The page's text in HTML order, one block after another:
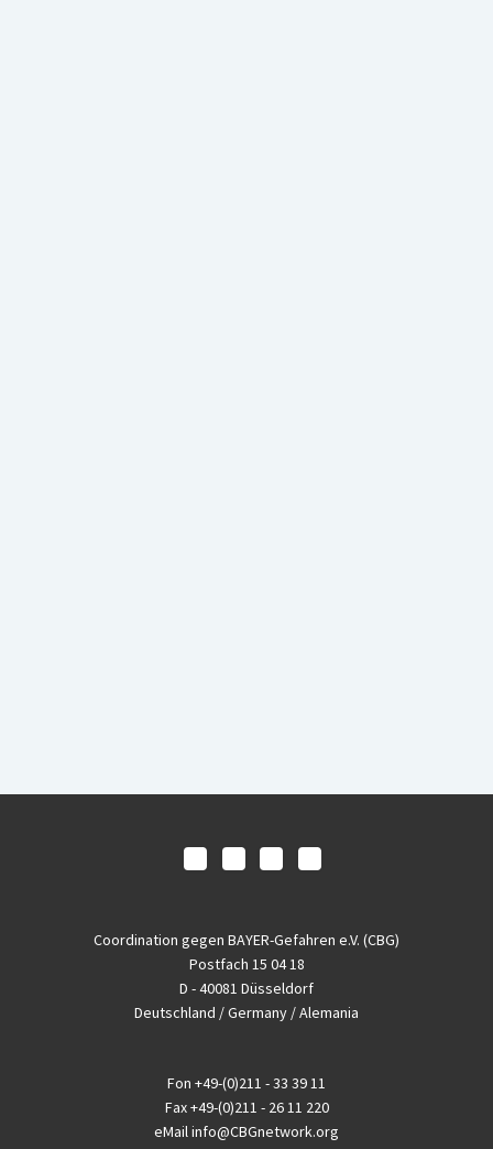
Coordination gegen BAYER-Gefahren e.V. (CBG)
Postfach 15 04 18
D - 40081 Düsseldorf
Deutschland / Germany / Alemania
Fon +49-(0)211 - 33 39 11
Fax+49-(0)211 - 26 11 220
eMailinfo@CBGnetwork.org